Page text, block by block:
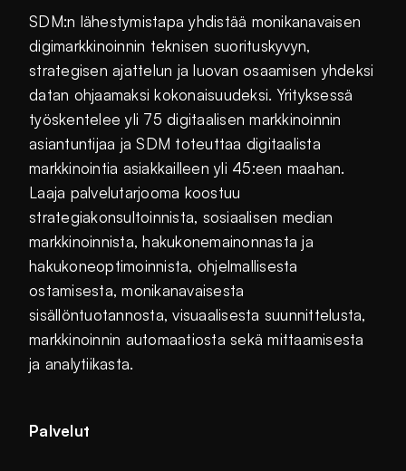
SDM:n lähestymistapa yhdistää monikanavaisen
digimarkkinoinnin teknisen suorituskyvyn,
strategisen ajattelun ja luovan osaamisen yhdeksi
datan ohjaamaksi kokonaisuudeksi. Yrityksessä
työskentelee yli 75 digitaalisen markkinoinnin
asiantuntijaa ja SDM toteuttaa digitaalista
markkinointia asiakkailleen yli 45:een maahan.
Laaja palvelutarjooma koostuu
strategiakonsultoinnista, sosiaalisen median
markkinoinnista, hakukonemainonnasta ja
hakukoneoptimoinnista, ohjelmallisesta
ostamisesta, monikanavaisesta
sisällöntuotannosta, visuaalisesta suunnittelusta,
markkinoinnin automaatiosta sekä mittaamisesta
ja analytiikasta.
Palvelut